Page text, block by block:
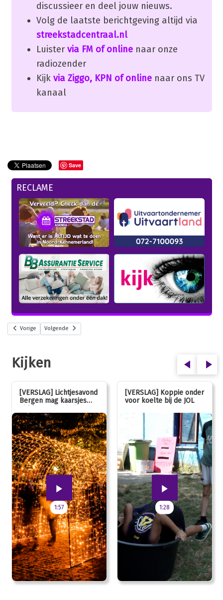
discussieer en deel jouw nieuws.
Volg de laatste berichtgeving altijd via
streekstadcentraal.nl
Luister via FM of onlinenaar onze
radiozender
Kijk via Ziggo, KPN of onlinenaar ons TV
kanaal
Save
RECLAME
Vorige Volgende
Kijken
[VERSLAG] Lichtjesavond
Bergen mag kaarsjes
jubileum!
1:57
[VERSLAG] Koppie onder
voor koelte bij de JOL
1:28